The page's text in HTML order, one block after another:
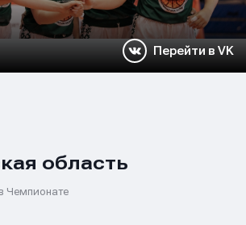
Перейти в VK
область
Чемпионате